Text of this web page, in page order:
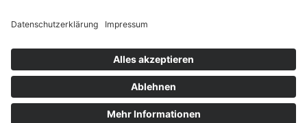
Alle Preise inkl. gesetzl. Mehrwertsteuer zzgl.
Versandkostenund ggf. Nachnahmegebühren, wenn
nicht anders angegeben.